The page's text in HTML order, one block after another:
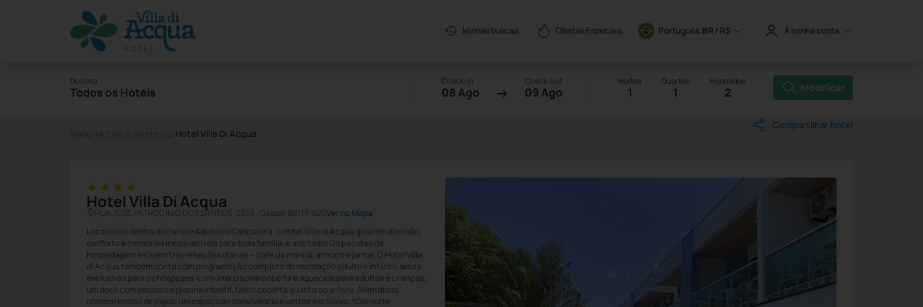
Minhas buscas Ofertas Especiais Português, BR / R$ A minha conta
Destino
Todos os Hotéis
Check-in
08 Ago
Check-out
09 Ago
Noites
1
Quartos
1
Hóspedes
2 Modificar
Hotel Villa Di Acqua
Compartilhar hotel
Hotel Villa Di Acqua
RUA JOSE PATROCINIO DOS SANTOS, 2355 , Gaspar 89117-620Ver no Mapa
Localizado dentro do Parque Aquático Cascanéia, o Hotel Villa di Acqua garante diversão,
conforto e memórias inesquecíveis para toda família, o ano todo! Os pacotes de
hospedagem incluem três refeições diárias — café da manhã, almoço e jantar. O Hotel Villa
di Acqua também conta com programação completa de recreação adulto e infantil, áreas
exclusivas para os hóspedes, com uma piscina coberta e aquecida para adultos e crianças,
um deck com jacuzzis e piscina infantil, tanto coberta quanto ao ar livre. Além disso,
oferece mesas de jogos, um espaço de convivência e um bar exclusivo. *Consulte